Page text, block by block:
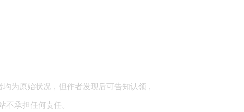
为原始状况，但作者发现后可告知认领，
不承担任何责任。